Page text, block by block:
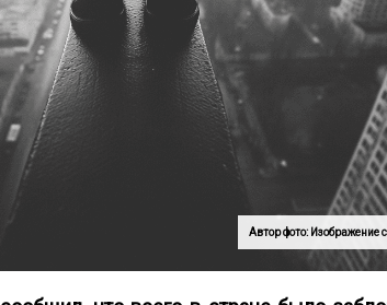
Автор фото: Изображение